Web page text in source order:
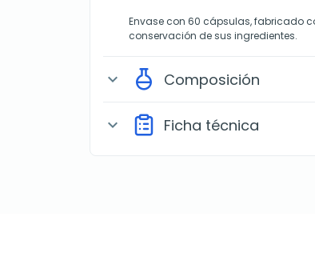
Envase con 60 cápsulas, fabricado
conservación de sus ingredientes.
expand_more Composición
expand_more Ficha técnica